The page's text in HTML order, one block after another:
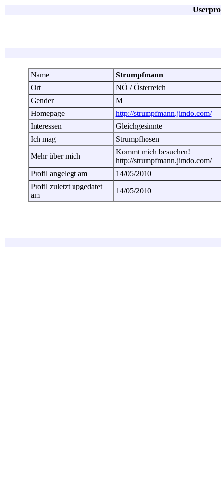
Name
Strumpfmann
Ort
NÖ / Österreich
Gender
M
Homepage
http://strumpfmann.jimdo.com/
Interessen
Gleichgesinnte
Ich mag
Strumpfhosen
Mehr über mich
Kommt mich besuchen!
http://strumpfmann.jimdo.com/
Profil angelegt am
14/05/2010
Profil zuletzt upgedatet
am
14/05/2010